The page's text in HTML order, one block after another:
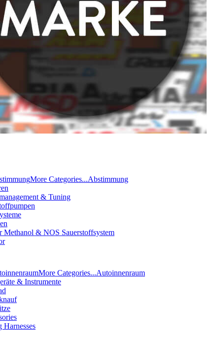
More Categories...Abstimmung
& Tuning
Methanol & NOS Sauerstoffsystem
More Categories...Autoinnenraum
& Instrumente
Harnesses